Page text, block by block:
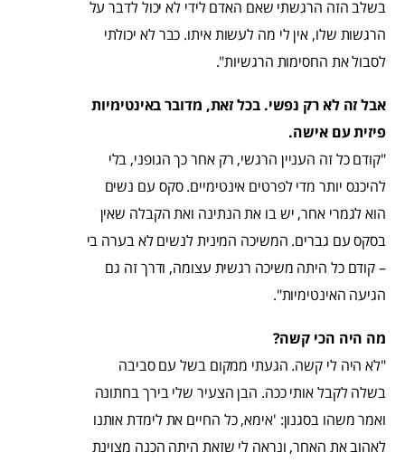
בשלב הזה הרגשתי שאם האדם לידי לא יכול לדבר על
הרגשות שלו, אין לי מה לעשות איתו. כבר לא יכולתי
לסבול את החסימות הרגשיות".
אבל זה לא רק נפשי. בכל זאת, מדובר באינטימיות
פיזית עם אישה.
"קודם כל זה העניין הרגשי, רק אחר כך הגופני, בלי
להיכנס יותר מדי לפרטים אינטימיים. סקס עם נשים
הוא לגמרי אחר, יש בו את הנתינה ואת הקבלה שאין
בסקס עם גברים. המשיכה המינית לנשים לא בערה בי
– קודם כל היתה משיכה רגשית עצומה, ודרך זה גם
הגיעה האינטימיות".
מה היה הכי קשה?
"לא היה לי קשה. הגעתי ממקום בשל עם סביבה
בשלה לקבל אותי ככה. הבן הצעיר שלי בירך בחתונה
ואמר משהו בסגנון: 'אימא, כל החיים את לימדת אותנו
לאהוב את האחר, ונראה לי שזאת היתה הכנה מצוינת